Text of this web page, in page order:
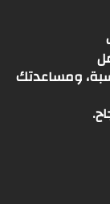
ومساعدتك